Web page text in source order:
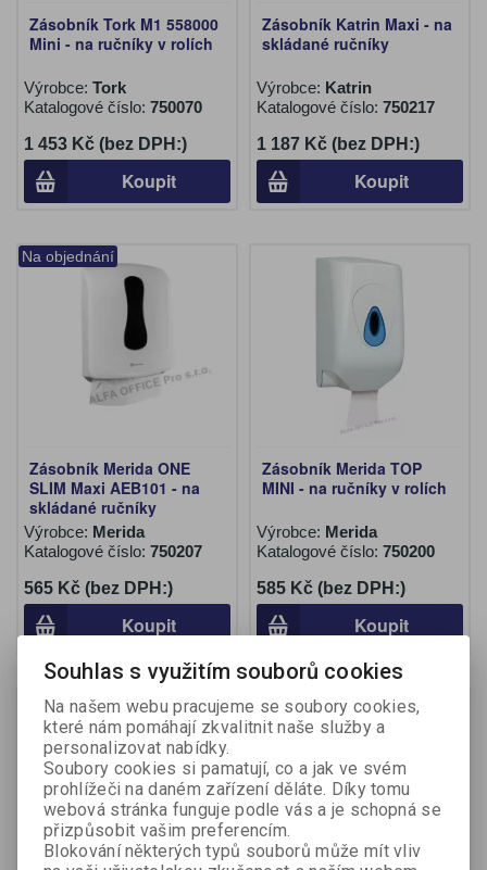
Zásobník Tork M1 558000
Mini - na ručníky v rolích
Výrobce: Tork
Katalogové číslo: 750070
1 453 Kč (bez DPH:)
Koupit
Zásobník Katrin Maxi - na
skládané ručníky
Výrobce: Katrin
Katalogové číslo: 750217
1 187 Kč (bez DPH:)
Koupit
Na objednání
Zásobník Merida ONE
SLIM Maxi AEB101 - na
skládané ručníky
Výrobce: Merida
Katalogové číslo: 750207
565 Kč (bez DPH:)
Koupit
Zásobník Merida TOP
MINI - na ručníky v rolích
Výrobce: Merida
Katalogové číslo: 750200
585 Kč (bez DPH:)
Koupit
Souhlas s využitím souborů cookies
Na našem webu pracujeme se soubory cookies,
které nám pomáhají zkvalitnit naše služby a
personalizovat nabídky.
Soubory cookies si pamatují, co a jak ve svém
prohlížeči na daném zařízení děláte. Díky tomu
webová stránka funguje podle vás a je schopná se
přizpůsobit vašim preferencím.
Blokování některých typů souborů může mít vliv